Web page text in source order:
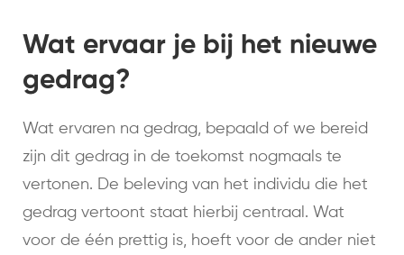
Wat ervaar je bij het nieuwe
gedrag?
Wat ervaren na gedrag, bepaald of we bereid
zijn dit gedrag in de toekomst nogmaals te
vertonen. De beleving van het individu die het
gedrag vertoont staat hierbij centraal. Wat
voor de één prettig is, hoeft voor de ander niet